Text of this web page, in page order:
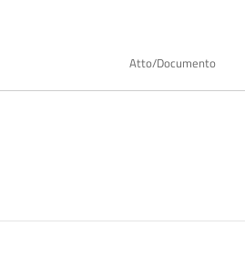
Atto/Documento